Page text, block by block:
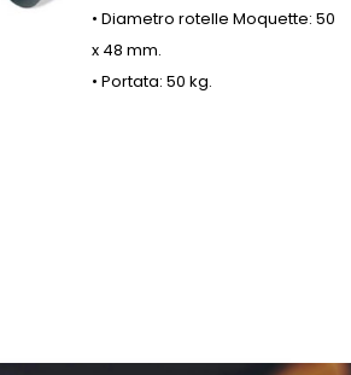
• Diametro rotelle Moquette: 50
x 48 mm.
• Portata: 50 kg.